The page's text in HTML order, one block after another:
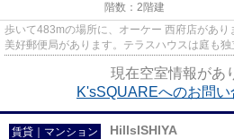
階数：2階建
歩いて483mの場所に、オーケー 西府店があ
美好郵便局があります。テラスハウスは庭も
現在空室情報があ
K'sSQUAREへのお問
賃貸｜マンション HillsISHIYA